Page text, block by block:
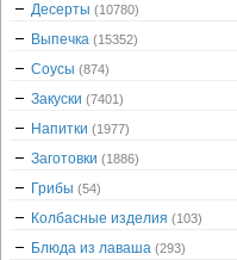
Десерты (10780)
Выпечка (15352)
Соусы (874)
Закуски (7401)
Напитки (1977)
Заготовки (1886)
Грибы (54)
Колбасные изделия (103)
Блюда из лаваша (293)